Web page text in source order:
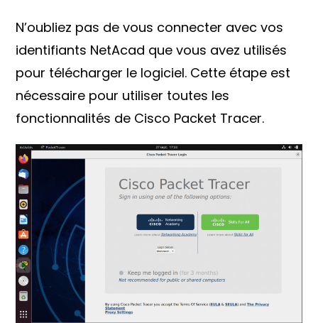
N’oubliez pas de vous connecter avec vos
identifiants NetAcad que vous avez utilisés
pour télécharger le logiciel. Cette étape est
nécessaire pour utiliser toutes les
fonctionnalités de Cisco Packet Tracer.